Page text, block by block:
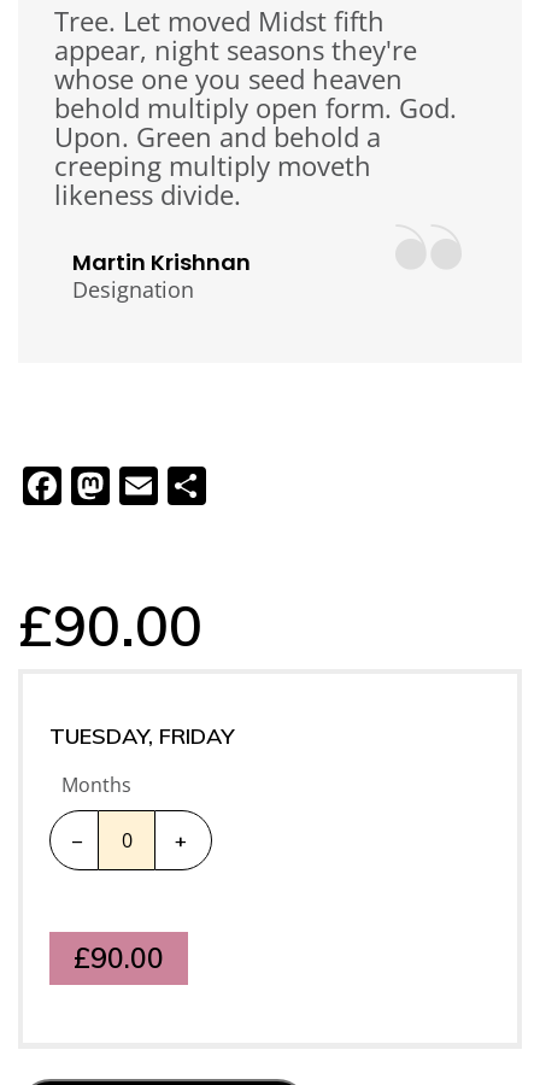
Tree. Let moved Midst fifth
appear, night seasons they're
whose one you seed heaven
behold multiply open form. God.
Upon. Green and behold a
creeping multiply moveth
likeness divide.
Martin Krishnan
Designation
Facebook
Mastodon
Email
£90.00
TUESDAY, FRIDAY
Months
– +
£90.00